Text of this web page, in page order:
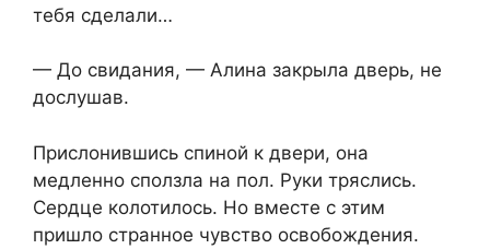
тебя сделали…
— До свидания, — Алина закрыла дверь, не
дослушав.
Прислонившись спиной к двери, она
медленно сползла на пол. Руки тряслись.
Сердце колотилось. Но вместе с этим
пришло странное чувство освобождения.